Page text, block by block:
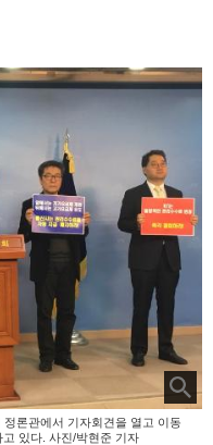
론관에서 기자회견을 열고 이동
있다. 사진/박현준 기자